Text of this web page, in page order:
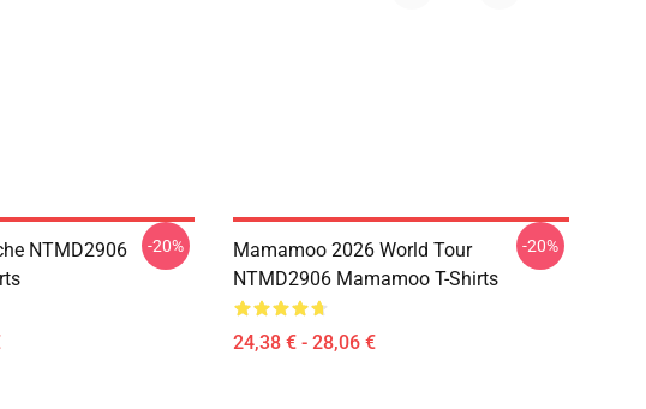
NTMD2906
-20%
Mamamoo 2026 World Tour
NTMD2906 Mamamoo T-Shirts
24,38 € - 28,06 €
-20%